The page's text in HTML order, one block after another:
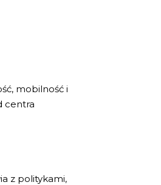
mobilność i
centra
z politykami,